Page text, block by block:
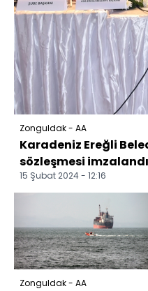
Zonguldak - AA
Karadeniz Ereğli
sözleşmesi imzalandı
15 Şubat 2024 - 12:16
Zonguldak - AA